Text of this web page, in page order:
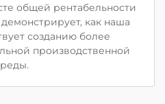
общей рентабельности
демонстрирует, как наша
созданию более
производственной